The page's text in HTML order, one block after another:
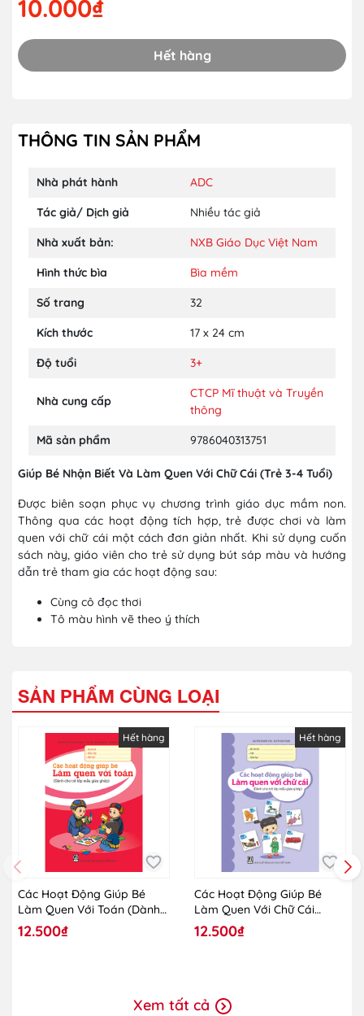
10.000₫
Hết hàng
THÔNG TIN SẢN PHẨM
Nhà phát hành ADC
Tác giả/ Dịch giả Nhiều tác giả
Nhà xuất bản: NXB Giáo Dục Việt Nam
Hình thức bìa Bìa mềm
Số trang 32
Kích thước 17 x 24 cm
Độ tuổi 3+
Nhà cung cấp
CTCP Mĩ thuật và Truyền
thông
Mã sản phẩm 9786040313751
Giúp Bé Nhận Biết Và Làm Quen Với Chữ Cái (Trẻ 3-4 Tuổi)
Được biên soạn phục vụ chương trình giáo dục mầm non.
Thông qua các hoạt động tích hợp, trẻ được chơi và làm
quen với chữ cái một cách đơn giản nhất. Khi sử dụng cuốn
sách này, giáo viên cho trẻ sử dụng bút sáp màu và hướng
dẫn trẻ tham gia các hoạt động sau:
Cùng cô đọc thơi
Tô màu hình vẽ theo ý thích
SẢN PHẨM CÙNG LOẠI
Hết hàng
Các Hoạt Động Giúp Bé
Làm Quen Với Toán (Dành
Cho Trẻ Lớp Mẫu Giáo
Ghép)
12.500₫
Hết hàng
Các Hoạt Động Giúp Bé
Làm Quen Với Chữ Cái
(Dành Cho Trẻ Lớp Mẫu
Giáo Ghép)
12.500₫
Xem tất cả